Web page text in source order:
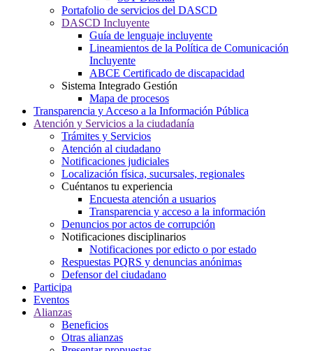
Portafolio de servicios del DASCD
DASCD Incluyente
Guía de lenguaje incluyente
Lineamientos de la Política de Comunicación
Incluyente
ABCE Certificado de discapacidad
Sistema Integrado Gestión
Mapa de procesos
Transparencia y Acceso a la Información Pública
Atención y Servicios a la ciudadanía
Trámites y Servicios
Atención al ciudadano
Notificaciones judiciales
Localización física, sucursales, regionales
Cuéntanos tu experiencia
Encuesta atención a usuarios
Transparencia y acceso a la información
Denuncios por actos de corrupción
Notificaciones disciplinarios
Notificaciones por edicto o por estado
Respuestas PQRS y denuncias anónimas
Defensor del ciudadano
Participa
Eventos
Alianzas
Beneficios
Otras alianzas